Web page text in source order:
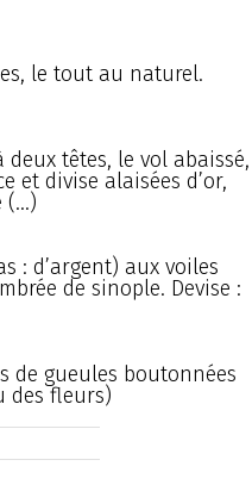
le tout au naturel.
deux têtes, le vol abaissé,
et divise alaisées d’or,
(…)
: d’argent) aux voiles
de sinople. Devise :
de gueules boutonnées
des fleurs)